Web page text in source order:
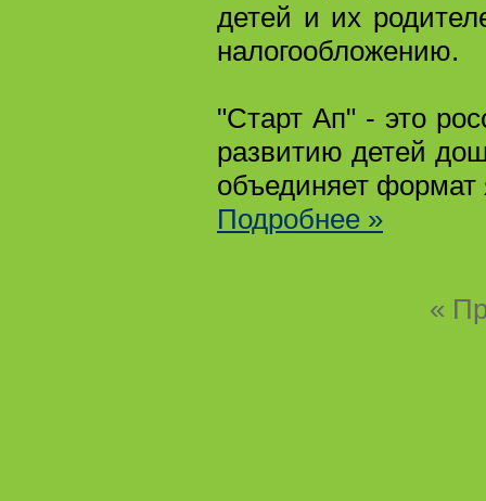
детей и их
налогообложению.
"Старт Ап" - это
развитию детей
объединяет формат
Подробнее »
«